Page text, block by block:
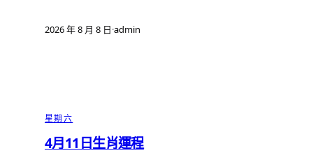
2026 年 8 月 8 日·admin
星期六
4月11日生肖運程